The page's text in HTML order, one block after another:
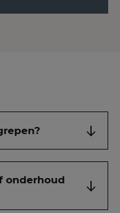
onderhoud